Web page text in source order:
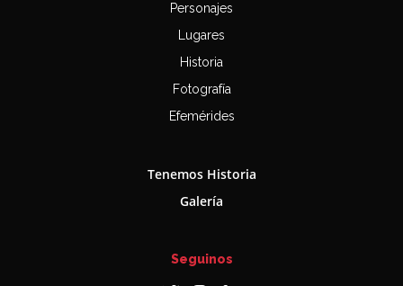
Personajes
Lugares
Historia
Fotografía
Efemérides
Tenemos Historia
Galería
Seguinos